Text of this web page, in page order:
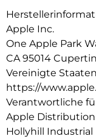
erkennen.
Mit zwei
am Crossbody
einfach freihändig
Mit integrierten
ausrichten, hält das
schnelleres
einfach im Case und
leg es auf dein Qi2.2
Apple Inc.
One Apple Park
CA 95014
Vereinigte
https://
Verantwortliche
Apple
Hollyhill Industrial